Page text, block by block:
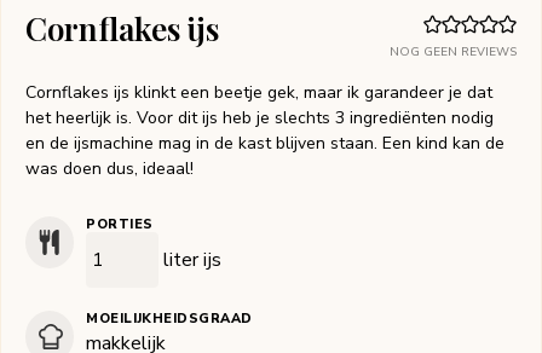
NOG GEEN REVIEWS
Cornflakes ijs
Cornflakes ijs klinkt een beetje gek, maar ik garandeer je dat
het heerlijk is. Voor dit ijs heb je slechts 3 ingrediënten nodig
en de ijsmachine mag in de kast blijven staan. Een kind kan de
was doen dus, ideaal!
PORTIES
liter ijs
MOEILIJKHEIDSGRAAD
makkelijk